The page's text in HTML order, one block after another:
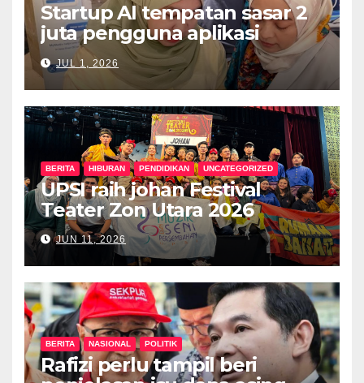
Startup AI tempatan sasar 2
juta pengguna aplikasi
kesihatan digital MyMedix
dalam tempoh setahun
JUL 1, 2026
BERITA HIBURAN PENDIDIKAN UNCATEGORIZED
UPSI raih johan Festival
Teater Zon Utara 2026
JUN 11, 2026
BERITA NASIONAL POLITIK
Rafizi perlu tampil beri